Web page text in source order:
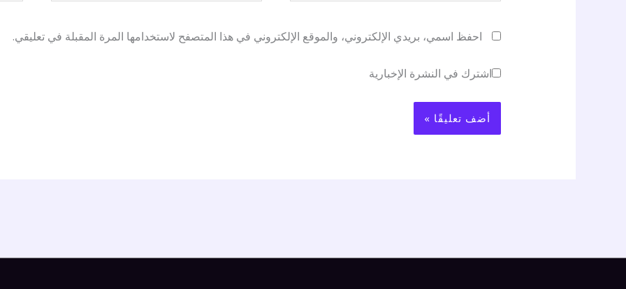
احفظ اسمي، بريدي الإلكتروني، والموقع الإلكتروني في هذا المتصفح لاستخدامها المرة المقبلة في تعليقي.
اشترك في النشرة الإخبارية